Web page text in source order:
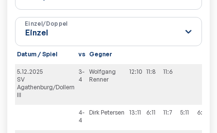
Einzel/Doppel
Datum / Spiel vs Gegner
5.12.2025
SV
Agathenburg/Dollern
III
3-
4
Wolfgang
Renner
12:10 11:8 11:6
4-
4
Dirk Petersen 13:11 6:11 11:7 5:11 6:11